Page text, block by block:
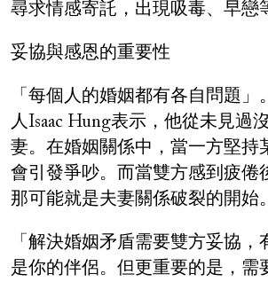
尋求情感寄託，出現吸毒、早戀
妥協與感恩的重要性
「每個人的婚姻都有各自問題」
人Isaac Hung表示，他從未見過
妻。在婚姻關係中，當一方堅持
會引發爭吵。而當雙方感到疲倦
那可能就是夫妻關係破裂的開始。
「解決婚姻矛盾需要雙方妥協，
是你的伴侶。但更重要的是，需